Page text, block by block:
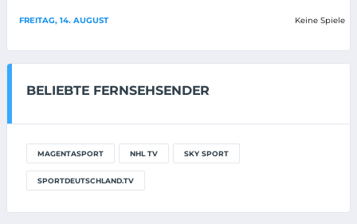
FREITAG, 14. AUGUST Keine Spiele
BELIEBTE FERNSEHSENDER
MAGENTASPORT NHL TV SKY SPORT
SPORTDEUTSCHLAND.TV